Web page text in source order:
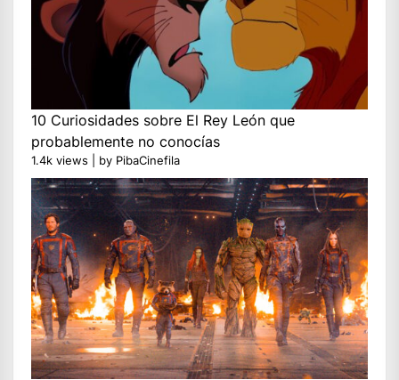
10 Curiosidades sobre El Rey León que
probablemente no conocías
1.4k views by PibaCinefila